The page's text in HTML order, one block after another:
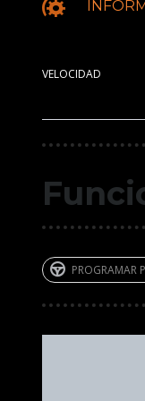
VELOCIDAD
PROGRAMAR